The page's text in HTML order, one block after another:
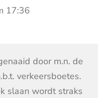
17:36
door m.n. de
verkeersboetes.
slaan wordt straks